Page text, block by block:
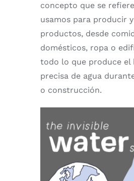
concepto que se
usamos para producir
productos, desde
domésticos, ropa o
todo lo que produce el
precisa de agua
o construcción.